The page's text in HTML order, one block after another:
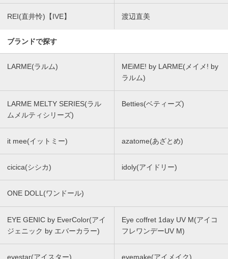
REI(直井怜)【IVE】 渡辺直美
ブランドで探す
LARME(ラルム)
MEiME! by LARME(メイメ! by
ラルム)
LARME MELTY SERIES(ラル
ムメルティシリーズ)
Betties(ベティーズ)
it mee(イットミー) azatome(あざとめ)
cicica(シシカ) idoly(アイドリー)
ONE DOLL(ワンドール)
EYE GENIC by EverColor(アイ
ジェニック by エバーカラー)
Eye coffret 1day UV M(アイコ
フレワンデーUV M)
eyestar(アイスター) eyemake(アイメイク)